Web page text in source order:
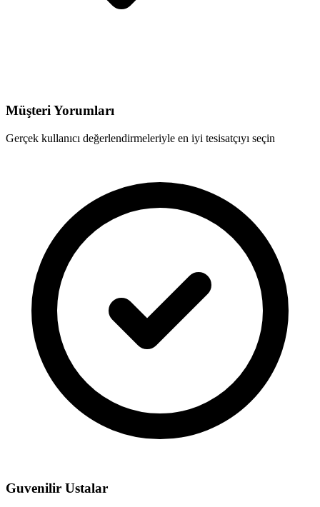
Müşteri Yorumları
Gerçek kullanıcı değerlendirmeleriyle en iyi tesisatçıyı seçin
Guvenilir Ustalar